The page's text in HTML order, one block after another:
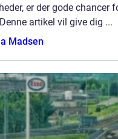
er der gode chancer
artikel vil give dig ...
Madsen